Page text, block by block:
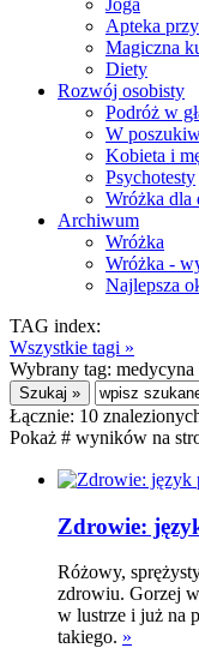
Joga
Apteka
Magiczna
Diety
Rozwój osobisty
Podróż w
W
Kobieta i
Psychotesty
Wróżka dla
Archiwum
Wróżka
Wróżka -
Najlepsza
TAG index:
Wszystkie tagi »
Wybrany tag: medycyna
Łącznie: 10
Pokaż # wyników na
Zdrowie:
Różowy,
zdrowiu. Gorzej
w lustrze i już na
takiego. »